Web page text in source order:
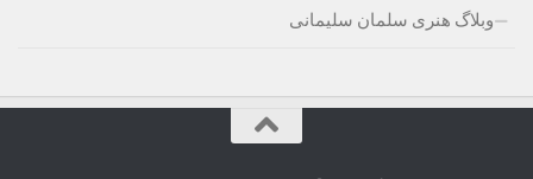
وبلاگ هنری سلمان سلیمانی